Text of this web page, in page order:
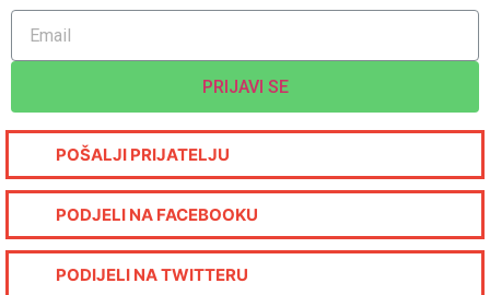
PRIJAVI SE
POŠALJI PRIJATELJU
PODJELI NA FACEBOOKU
PODIJELI NA TWITTERU